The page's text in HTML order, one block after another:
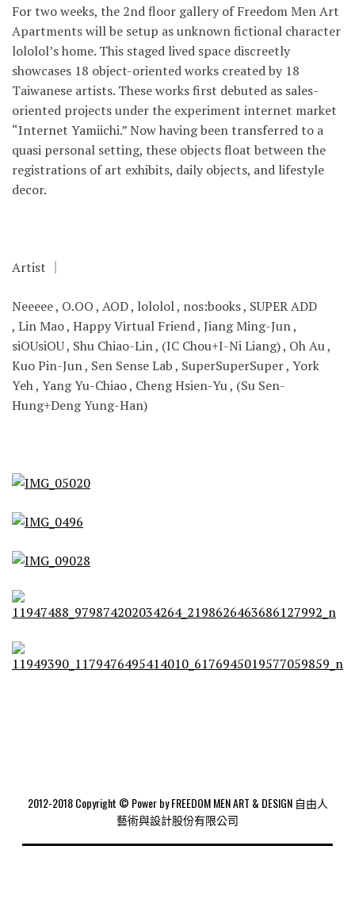
For two weeks, the 2nd floor gallery of Freedom Men Art
Apartments will be setup as unknown fictional character
lololol’s home. This staged lived space discreetly
showcases 18 object-oriented works created by 18
Taiwanese artists. These works first debuted as sales-
oriented projects under the experiment internet market
“Internet Yamiichi.” Now having been transferred to a
quasi personal setting, these objects float between the
registrations of art exhibits, daily objects, and lifestyle
decor.
Artist ｜
Neeeee , O.OO , AOD , lololol , nos:books , SUPER ADD
, Lin Mao , Happy Virtual Friend , Jiang Ming-Jun ,
siOUsiOU , Shu Chiao-Lin , (IC Chou+I-Ni Liang) , Oh Au ,
Kuo Pin-Jun , Sen Sense Lab , SuperSuperSuper , York
Yeh , Yang Yu-Chiao , Cheng Hsien-Yu, (Su Sen-
Hung+Deng Yung-Han)
2012-2018 Copyright © Power by FREEDOM MEN ART & DESIGN 自由人
藝術與設計股份有限公司